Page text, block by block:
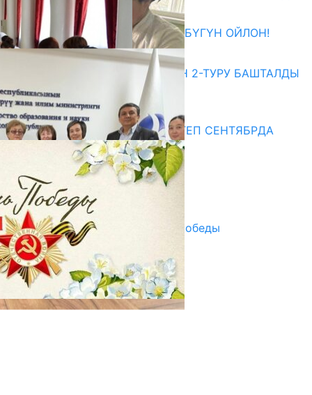
27.07.2026
ӨЗҮҢДҮН КЕЛЕЧЕГИҢ ҮЧҮН БҮГҮН ОЙЛОН!
20.07.2026
ЖОЖДОРГО КАБЫЛ АЛУУНУН 2-ТУРУ БАШТАЛДЫ
20.07.2026
Медиа
СУЗАКТА 750 ОРУНДУУ МЕКТЕП СЕНТЯБРДА
ПАЙДАЛАНУУГА БЕРИЛЕТ
07.08.2025
Улуу Жеңиштин жандуу сөзү
29.04.2025
Награды в преддверии Дня Победы
29.04.2025